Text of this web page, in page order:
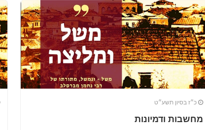
כ״ז בסיון תשע״ט
מחשבות ודמיונות